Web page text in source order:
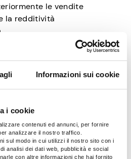
Informazioni sui cookie
i cookie
contenuti ed annunci, per fornire
analizzare il nostro traffico.
sul modo in cui utilizzi il nostro sito con i
analisi dei dati web, pubblicità e social
con altre informazioni che hai fornito
le vendite
la redditività
di alimentari possono
fedeltà o sconti.
per incentivare i
quantità maggiori.
la
influisce